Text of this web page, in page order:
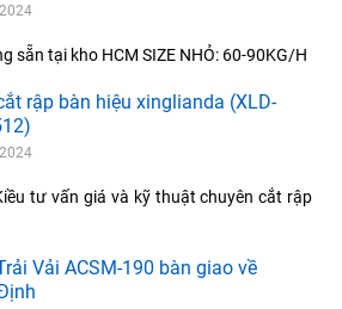
sẵn tại kho HCM SIZE NHỎ: 60-90KG/H
rập bàn hiệu xinglianda (XLD-
tư vấn giá và kỹ thuật chuyên cắt rập
Vải ACSM-190 bàn giao về